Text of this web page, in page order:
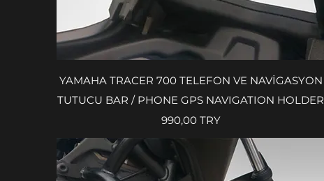
Aperçu rapide
YAMAHA TRACER 700 TELEFON VE NAVİGASYON
TUTUCU BAR / PHONE GPS NAVIGATION HOLDER
Prix
990,00 TRY